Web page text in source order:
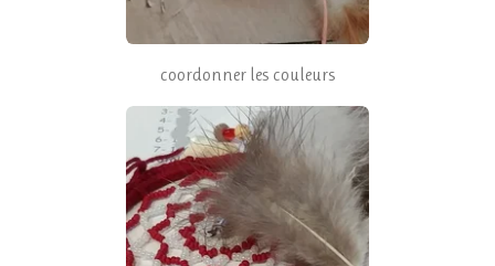
coordonner les couleurs